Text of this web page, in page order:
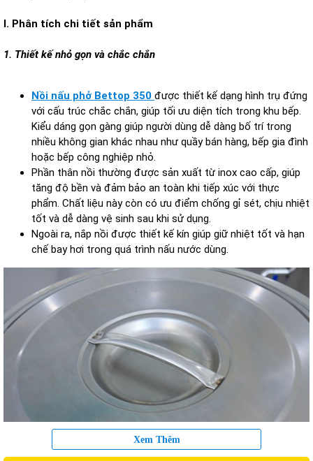
I. Phân tích chi tiết sản phẩm
1. Thiết kế nhỏ gọn và chắc chắn
Nồi nấu phở Bettop 350 được thiết kế dạng hình trụ đứng
với cấu trúc chắc chắn, giúp tối ưu diện tích trong khu bếp.
Kiểu dáng gọn gàng giúp người dùng dễ dàng bố trí trong
nhiều không gian khác nhau như quầy bán hàng, bếp gia đình
hoặc bếp công nghiệp nhỏ.
Phần thân nồi thường được sản xuất từ inox cao cấp, giúp
tăng độ bền và đảm bảo an toàn khi tiếp xúc với thực
phẩm. Chất liệu này còn có ưu điểm chống gỉ sét, chịu nhiệt
tốt và dễ dàng vệ sinh sau khi sử dụng.
Ngoài ra, nắp nồi được thiết kế kín giúp giữ nhiệt tốt và hạn
chế bay hơi trong quá trình nấu nước dùng.
Xem Thêm